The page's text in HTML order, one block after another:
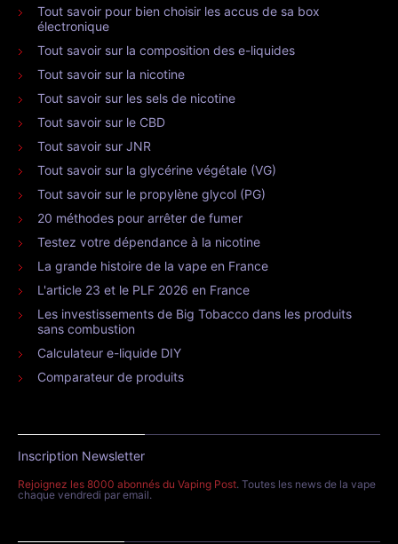
Tout savoir pour bien choisir les accus de sa box
électronique
Tout savoir sur la composition des e-liquides
Tout savoir sur la nicotine
Tout savoir sur les sels de nicotine
Tout savoir sur le CBD
Tout savoir sur JNR
Tout savoir sur la glycérine végétale (VG)
Tout savoir sur le propylène glycol (PG)
20 méthodes pour arrêter de fumer
Testez votre dépendance à la nicotine
La grande histoire de la vape en France
L'article 23 et le PLF 2026 en France
Les investissements de Big Tobacco dans les produits
sans combustion
Calculateur e-liquide DIY
Comparateur de produits
Inscription Newsletter
Rejoignez les 8000 abonnés du Vaping Post. Toutes les news de la vape
chaque vendredi par email.